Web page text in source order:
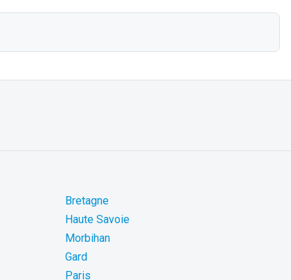
Bretagne
Haute Savoie
Morbihan
Gard
Paris